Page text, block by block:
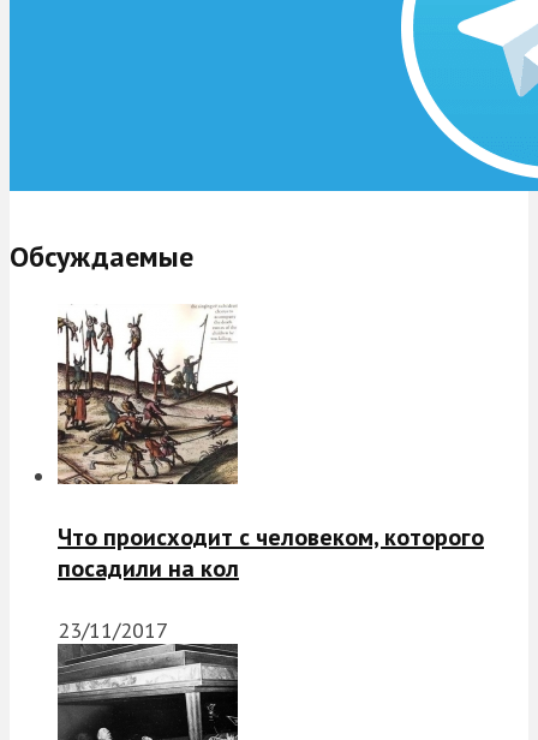
Обсуждаемые
Что происходит с человеком, которого
посадили на кол
23/11/2017